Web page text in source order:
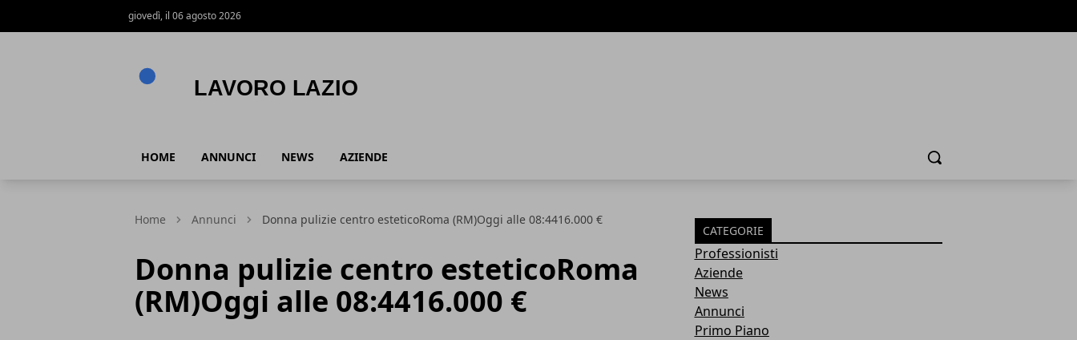
giovedì, il 06 agosto 2026
HOME ANNUNCI NEWS AZIENDE Cerca
Home Annunci Donna pulizie centro esteticoRoma (RM)Oggi alle 08:4416.000 €
Donna pulizie centro esteticoRoma
(RM)Oggi alle 08:4416.000 €
CATEGORIE
Professionisti
Aziende
News
Annunci
Primo Piano